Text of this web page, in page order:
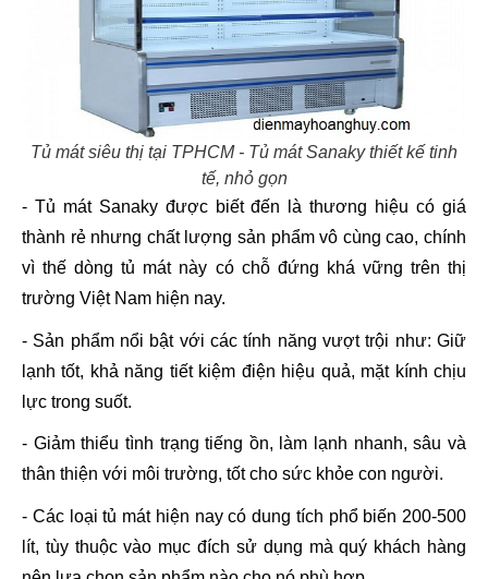
Tủ mát siêu thị tại TPHCM - Tủ mát Sanaky thiết kế tinh
tế, nhỏ gọn
- Tủ mát Sanaky được biết đến là thương hiệu có giá
thành rẻ nhưng chất lượng sản phẩm vô cùng cao, chính
vì thế dòng tủ mát này có chỗ đứng khá vững trên thị
trường Việt Nam hiện nay.
- Sản phẩm nổi bật với các tính năng vượt trội như: Giữ
lạnh tốt, khả năng tiết kiệm điện hiệu quả, mặt kính chịu
lực trong suốt.
- Giảm thiểu tình trạng tiếng ồn, làm lạnh nhanh, sâu và
thân thiện với môi trường, tốt cho sức khỏe con người.
- Các loại tủ mát hiện nay có dung tích phổ biến 200-500
lít, tùy thuộc vào mục đích sử dụng mà quý khách hàng